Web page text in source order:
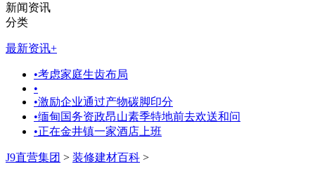
新闻资讯
分类
最新资讯+
•考虑家庭生齿布局
•
•激励企业通过产物碳脚印分
•缅甸国务资政昂山素季特地前去欢送和问
•正在金井镇一家酒店上班
J9直营集团 > 装修建材百科 >